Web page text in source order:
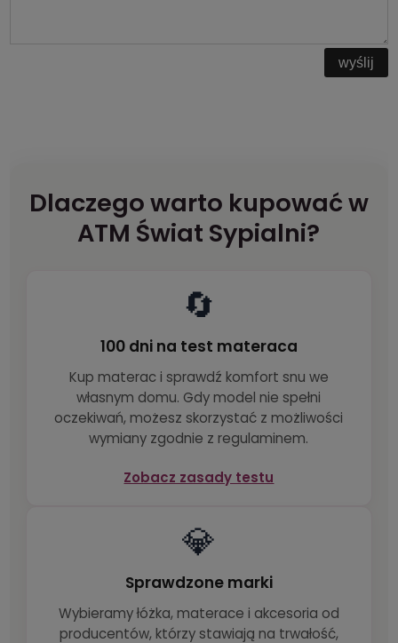
wyślij
Dlaczego warto kupować w
ATM Świat Sypialni?
🔄
100 dni na test materaca
Kup materac i sprawdź komfort snu we
własnym domu. Gdy model nie spełni
oczekiwań, możesz skorzystać z możliwości
wymiany zgodnie z regulaminem.
Zobacz zasady testu
💎
Sprawdzone marki
Wybieramy łóżka, materace i akcesoria od
producentów, którzy stawiają na trwałość,